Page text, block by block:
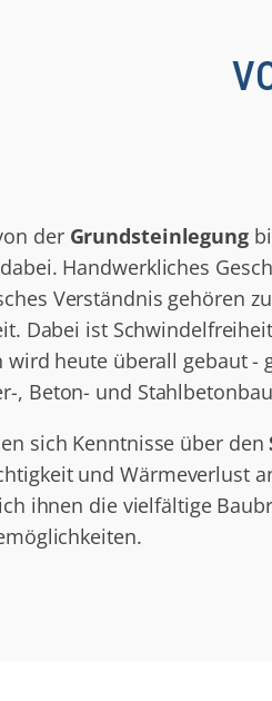
der Grundsteinlegung
Handwerkliches
Verständnis gehören
Dabei ist
wird heute überall gebaut -
, Beton- und
sich Kenntnisse über den
und Wärmeverlust
ihnen die vielfältige